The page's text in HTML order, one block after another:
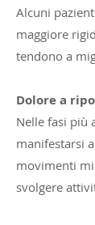
Alcuni
maggiore
tendono a
Dolore a
Nelle fasi più
manifestarsi
movimenti
svolgere